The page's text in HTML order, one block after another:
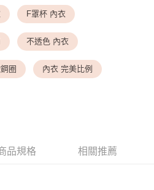
貨付款
萊爾富取貨
上)免運費
上)免運費
F罩杯 內衣
不透色 內衣
圈 內衣 完美比例
品規格 相關推薦